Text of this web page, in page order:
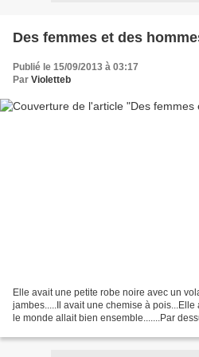
Des femmes et des
Publié le 15/09/2013 à 03:17
Par Violetteb
Elle avait une petite robe noire avec un
jambes.....Il avait une chemise à
le monde allait bien ensemble.......Par